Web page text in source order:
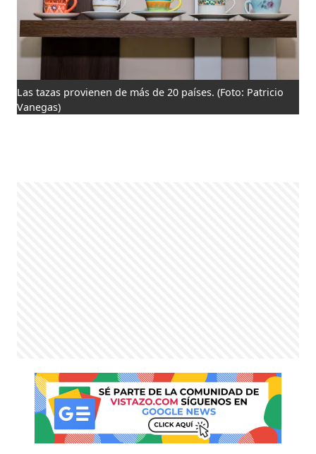
Las tazas provienen de más de 20 países.(Foto: Patricio
Vanegas)